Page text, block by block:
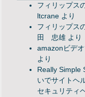
フィリップス
ltcrane より
フィリップス
田 忠雄 より
amazonビデ
より
Really Simple
いでサイトヘ
セキュリティ